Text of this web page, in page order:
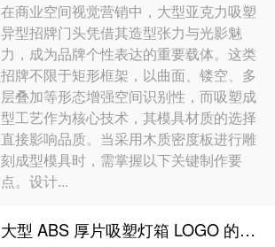
在商业空间视觉营销中，大型亚克力吸塑
异型招牌门头凭借其造型张力与光影魅
力，成为品牌个性表达的重要载体。这类
招牌不限于矩形框架，以曲面、镂空、多
层叠加等形态增强空间识别性，而吸塑成
型工艺作为核心技术，其模具材质的选择
直接影响品质。当采用木质密度板进行雕
刻成型模具时，需掌握以下关键制作要
点。设计...
大型 ABS 厚片吸塑灯箱 LOGO 的安装注意事项